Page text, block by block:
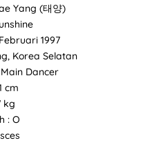
Yang (태양)
1997
Korea Selatan
Dancer
cm
kg
: O